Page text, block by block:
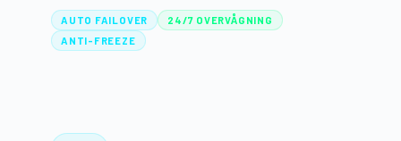
AUTO FAILOVER
24/7 OVERVÅGNING
ANTI-FREEZE